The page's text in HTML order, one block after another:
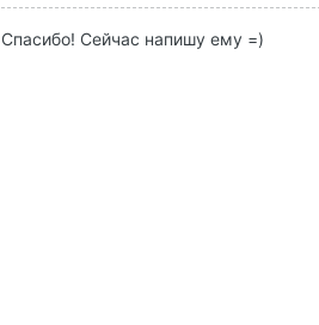
Спасибо! Сейчас напишу ему =)